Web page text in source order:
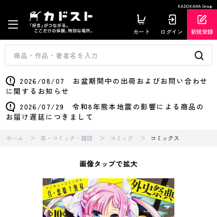
KADOKAWA Group
カート ログイン 新規登録
2026/08/07 お盆期間中の出荷およびお問い合わせ
に関するお知らせ
2026/07/29 令和8年熊本地震の影響による商品の
お届け遅延につきまして
ホーム 本・コミック・雑誌 コミック コミックス
画像タップで拡大